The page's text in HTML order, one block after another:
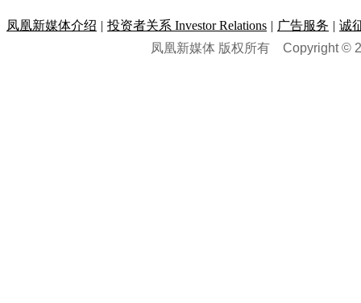
凤凰新媒体介绍 | 投资者关系 Investor Relations | 广告服务 | 诚
凤凰新媒体 版权所有 Copyright ©